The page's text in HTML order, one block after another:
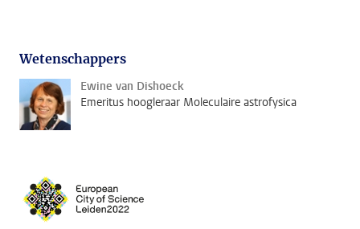
Wetenschappers
Ewine van Dishoeck
Emeritus hoogleraar Moleculaire astrofysica